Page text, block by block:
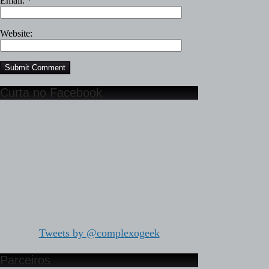
Website:
Curta no Facebook
Tweets by @complexogeek
Parceiros